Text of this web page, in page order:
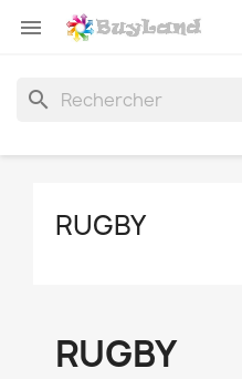

search
RUGBY
RUGBY